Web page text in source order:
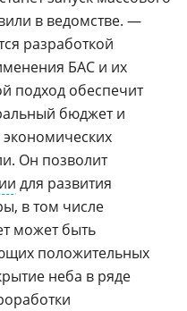
в ведомстве. —
разработкой
БАС и их
подход обеспечит
бюджет и
Он позволит
для развития
в том числе
может быть
положительных
неба в ряде